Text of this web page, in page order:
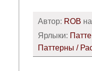
Автор: ROB
Ярлыки:
Паттерны /